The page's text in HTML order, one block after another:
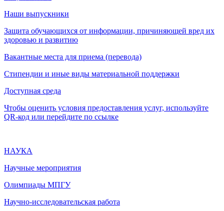
Наши выпускники
Защита обучающихся от информации, причиняющей вред их
здоровью и развитию
Вакантные места для приема (перевода)
Стипендии и иные виды материальной поддержки
Доступная среда
Чтобы оценить условия предоставления услуг, используйте
QR-код или перейдите по ссылке
НАУКА
Научные мероприятия
Олимпиады МПГУ
Научно-исследовательская работа